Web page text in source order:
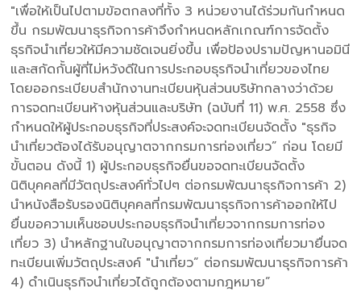
"เพื่อให้เป็นไปตามข้อตกลงที่ทั้ง 3 หน่วยงานได้ร่วมกันกำหนด
ขึ้น กรมพัฒนาธุรกิจการค้าจึงกำหนดหลักเกณฑ์การจัดตั้ง
ธุรกิจนำเที่ยวให้มีความชัดเจนยิ่งขึ้น เพื่อป้องปรามปัญหานอมินี
และสกัดกั้นผู้ที่ไม่หวังดีในการประกอบธุรกิจนำเที่ยวของไทย
โดยออกระเบียบสำนักงานทะเบียนหุ้นส่วนบริษัทกลางว่าด้วย
การจดทะเบียนห้างหุ้นส่วนและบริษัท (ฉบับที่ 11) พ.ศ. 2558 ซึ่ง
กำหนดให้ผู้ประกอบธุรกิจที่ประสงค์จะจดทะเบียนจัดตั้ง "ธุรกิจ
นำเที่ยวต้องได้รับอนุญาตจากกรมการท่องเที่ยว” ก่อน โดยมี
ขั้นตอน ดังนี้ 1) ผู้ประกอบธุรกิจยื่นขอจดทะเบียนจัดตั้ง
นิติบุคคลที่มีวัตถุประสงค์ทั่วไปๆ ต่อกรมพัฒนาธุรกิจการค้า 2)
นำหนังสือรับรองนิติบุคคลที่กรมพัฒนาธุรกิจการค้าออกให้ไป
ยื่นขอความเห็นชอบประกอบธุรกิจนำเที่ยวจากกรมการท่อง
เที่ยว 3) นำหลักฐานใบอนุญาตจากกรมการท่องเที่ยวมายื่นจด
ทะเบียนเพิ่มวัตถุประสงค์ "นำเที่ยว” ต่อกรมพัฒนาธุรกิจการค้า
4) ดำเนินธุรกิจนำเที่ยวได้ถูกต้องตามกฎหมาย”